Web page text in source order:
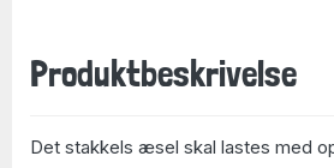
Produktbeskrivelse
Det stakkels æsel skal lastes med